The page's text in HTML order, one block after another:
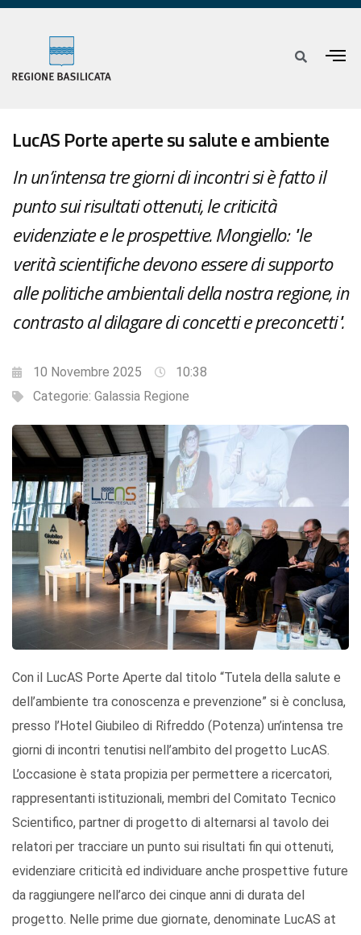
LucAS Porte aperte su salute e ambiente
In un’intensa tre giorni di incontri si è fatto il
punto sui risultati ottenuti, le criticità
evidenziate e le prospettive. Mongiello: "le
verità scientifiche devono essere di supporto
alle politiche ambientali della nostra regione, in
contrasto al dilagare di concetti e preconcetti".
10 Novembre 2025
10:38
Categorie: Galassia Regione
Con il LucAS Porte Aperte dal titolo “Tutela della salute e
dell’ambiente tra conoscenza e prevenzione” si è conclusa,
presso l’Hotel Giubileo di Rifreddo (Potenza) un’intensa tre
giorni di incontri tenutisi nell’ambito del progetto LucAS.
L’occasione è stata propizia per permettere a ricercatori,
rappresentanti istituzionali, membri del Comitato Tecnico
Scientifico, partner di progetto di alternarsi al tavolo dei
relatori per tracciare un punto sui risultati fin qui ottenuti,
evidenziare criticità ed individuare anche prospettive future
da raggiungere nell’arco dei cinque anni di durata del
progetto. Nelle prime due giornate, denominate LucAS at